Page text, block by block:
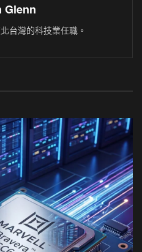
Glenn
台灣的科技業任職。